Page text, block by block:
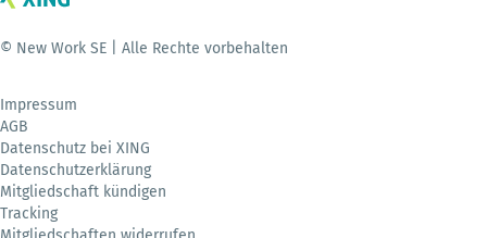
© New Work SE | Alle Rechte vorbehalten
Impressum
AGB
Datenschutz bei XING
Datenschutzerklärung
Mitgliedschaft kündigen
Tracking